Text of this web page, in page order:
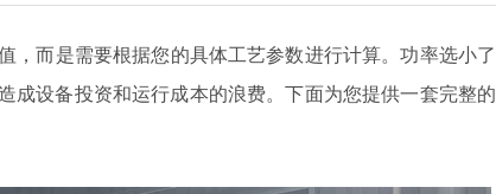
而是需要根据您的具体工艺参数进行计算。功率选小了
成设备投资和运行成本的浪费。下面为您提供一套完整的